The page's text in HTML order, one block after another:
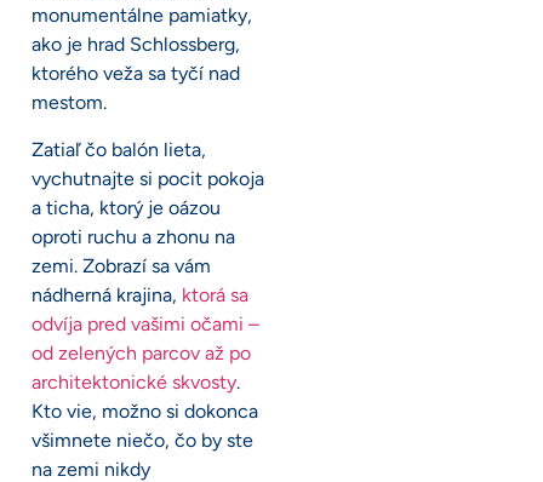
monumentálne pamiatky,
ako je hrad Schlossberg,
ktorého veža sa tyčí nad
mestom.
Zatiaľ čo balón lieta,
vychutnajte si pocit pokoja
a ticha, ktorý je oázou
oproti ruchu a zhonu na
zemi. Zobrazí sa vám
nádherná krajina, ktorá sa
odvíja pred vašimi očami –
od zelených parcov až po
architektonické skvosty.
Kto vie, možno si dokonca
všimnete niečo, čo by ste
na zemi nikdy